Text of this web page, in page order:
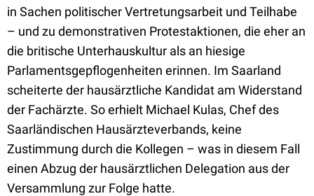
in Sachen politischer Vertretungsarbeit und Teilhabe
– und zu demonstrativen Protestaktionen, die eher an
die britische Unterhauskultur als an hiesige
Parlamentsgepflogenheiten erinnen. Im Saarland
scheiterte der hausärztliche Kandidat am Widerstand
der Fachärzte. So erhielt Michael Kulas, Chef des
Saarländischen Hausärzteverbands, keine
Zustimmung durch die Kollegen – was in diesem Fall
einen Abzug der hausärztlichen Delegation aus der
Versammlung zur Folge hatte.